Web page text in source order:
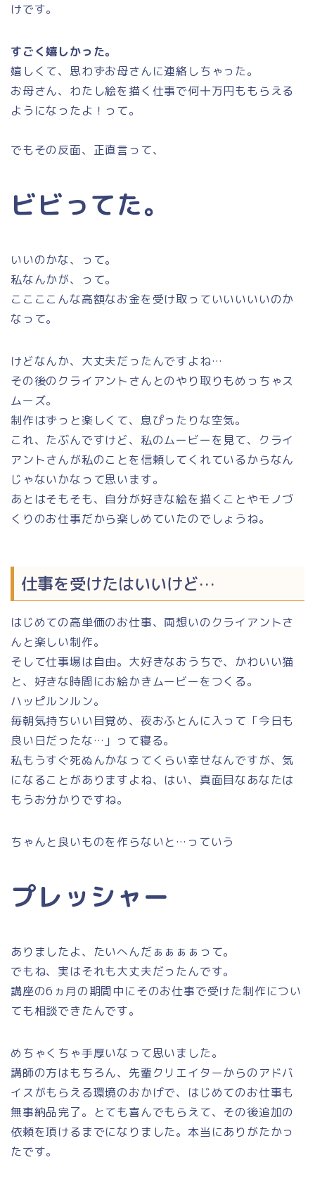
けです。
すごく嬉しかった。
嬉しくて、思わずお母さんに連絡しちゃった。
お母さん、わたし絵を描く仕事で何十万円ももらえる
ようになったよ！って。
でもその反面、正直言って、
ビビってた。
いいのかな、って。
私なんかが、って。
ここここんな高額なお金を受け取っていいいいいのか
なって。
けどなんか、大丈夫だったんですよね…
その後のクライアントさんとのやり取りもめっちゃス
ムーズ。
制作はずっと楽しくて、息ぴったりな空気。
これ、たぶんですけど、私のムービーを見て、クライ
アントさんが私のことを信頼してくれているからなん
じゃないかなって思います。
あとはそもそも、自分が好きな絵を描くことやモノづ
くりのお仕事だから楽しめていたのでしょうね。
仕事を受けたはいいけど…
はじめての高単価のお仕事、両想いのクライアントさ
んと楽しい制作。
そして仕事場は自由。大好きなおうちで、かわいい猫
と、好きな時間にお絵かきムービーをつくる。
ハッピルンルン。
毎朝気持ちいい目覚め、夜おふとんに入って「今日も
良い日だったな…」って寝る。
私もうすぐ死ぬんかなってくらい幸せなんですが、気
になることがありますよね、はい、真面目なあなたは
もうお分かりですね。
ちゃんと良いものを作らないと…っていう
プレッシャー
ありましたよ、たいへんだぁぁぁぁって。
でもね、実はそれも大丈夫だったんです。
講座の6ヵ月の期間中にそのお仕事で受けた制作につい
ても相談できたんです。
めちゃくちゃ手厚いなって思いました。
講師の方はもちろん、先輩クリエイターからのアドバ
イスがもらえる環境のおかげで、はじめてのお仕事も
無事納品完了。とても喜んでもらえて、その後追加の
依頼を頂けるまでになりました。本当にありがたかっ
たです。